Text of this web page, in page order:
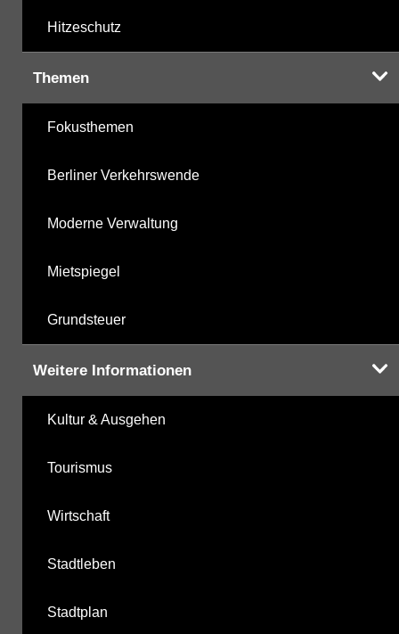
Hitzeschutz
Themen
Fokusthemen
Berliner Verkehrswende
Moderne Verwaltung
Mietspiegel
Grundsteuer
Weitere Informationen
Kultur & Ausgehen
Tourismus
Wirtschaft
Stadtleben
Stadtplan